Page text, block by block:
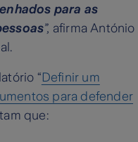
para as
”, afirma António
“Definir um
para defender
que: